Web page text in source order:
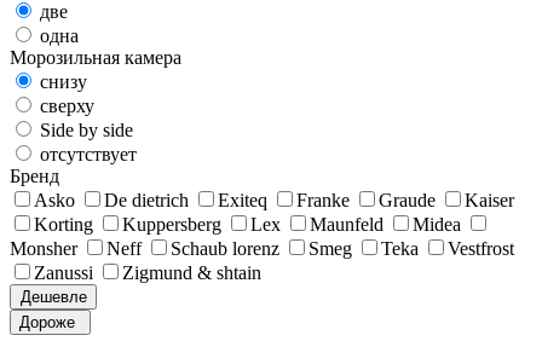
две
одна
Морозильная камера
снизу
сверху
Side by side
отсутствует
Бренд
Asko
De dietrich Exiteq Franke Graude
Kaiser
Korting
Kuppersberg Lex Maunfeld
Midea
Monsher
Neff Schaub lorenz Smeg Teka
Vestfrost
Zanussi
Zigmund & shtain
Дешевле
Дороже